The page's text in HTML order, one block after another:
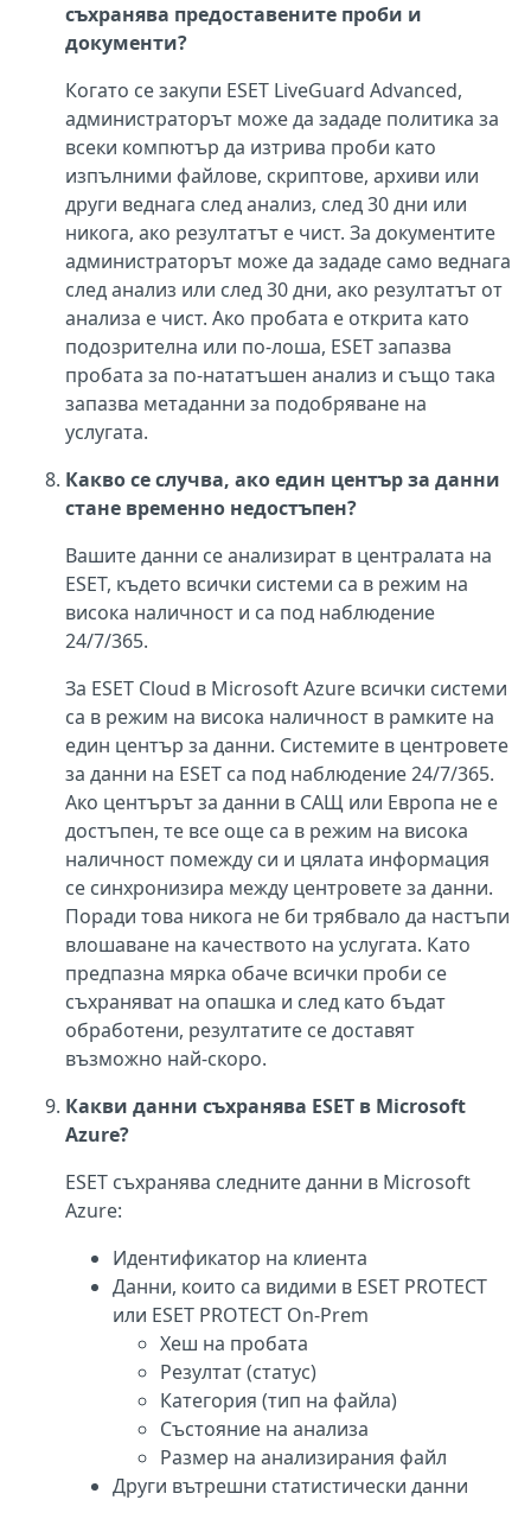
съхранява предоставените проби и
документи?
Когато се закупи ESET LiveGuard Advanced,
администраторът може да зададе политика за
всеки компютър да изтрива проби като
изпълними файлове, скриптове, архиви или
други веднага след анализ, след 30 дни или
никога, ако резултатът е чист. За документите
администраторът може да зададе само веднага
след анализ или след 30 дни, ако резултатът от
анализа е чист. Ако пробата е открита като
подозрителна или по-лоша, ESET запазва
пробата за по-нататъшен анализ и също така
запазва метаданни за подобряване на
услугата.
Какво се случва, ако един център за данни
стане временно недостъпен?
Вашите данни се анализират в централата на
ESET, където всички системи са в режим на
висока наличност и са под наблюдение
24/7/365.
За ESET Cloud в Microsoft Azure всички системи
са в режим на висока наличност в рамките на
един център за данни. Системите в центровете
за данни на ESET са под наблюдение 24/7/365.
Ако центърът за данни в САЩ или Европа не е
достъпен, те все още са в режим на висока
наличност помежду си и цялата информация
се синхронизира между центровете за данни.
Поради това никога не би трябвало да настъпи
влошаване на качеството на услугата. Като
предпазна мярка обаче всички проби се
съхраняват на опашка и след като бъдат
обработени, резултатите се доставят
възможно най-скоро.
Какви данни съхранява ESET в Microsoft
Azure?
ESET съхранява следните данни в Microsoft
Azure:
Идентификатор на клиента
Данни, които са видими в ESET PROTECT
или ESET PROTECT On-Prem
Хеш на пробата
Резултат (статус)
Категория (тип на файла)
Състояние на анализа
Размер на анализирания файл
Други вътрешни статистически данни